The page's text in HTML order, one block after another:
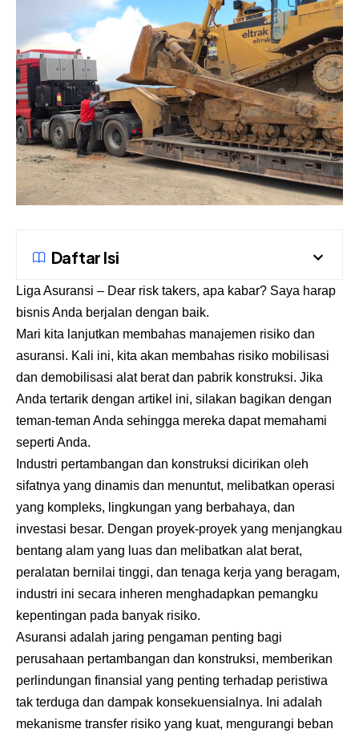
Daftar Isi
Liga Asuransi – Dear risk takers, apa kabar? Saya harap
bisnis Anda berjalan dengan baik.
Mari kita lanjutkan membahas manajemen risiko dan
asuransi. Kali ini, kita akan membahas risiko mobilisasi
dan demobilisasi alat berat dan pabrik konstruksi. Jika
Anda tertarik dengan artikel ini, silakan bagikan dengan
teman-teman Anda sehingga mereka dapat memahami
seperti Anda.
Industri pertambangan dan konstruksi dicirikan oleh
sifatnya yang dinamis dan menuntut, melibatkan operasi
yang kompleks, lingkungan yang berbahaya, dan
investasi besar. Dengan proyek-proyek yang menjangkau
bentang alam yang luas dan melibatkan alat berat,
peralatan bernilai tinggi, dan tenaga kerja yang beragam,
industri ini secara inheren menghadapkan pemangku
kepentingan pada banyak risiko.
Asuransi adalah jaring pengaman penting bagi
perusahaan pertambangan dan konstruksi, memberikan
perlindungan finansial yang penting terhadap peristiwa
tak terduga dan dampak konsekuensialnya. Ini adalah
mekanisme transfer risiko yang kuat, mengurangi beban